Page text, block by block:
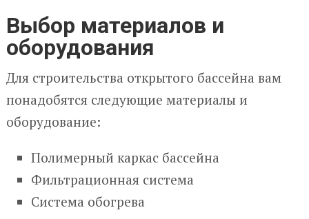
Выбор материалов и
оборудования
Для строительства открытого бассейна вам
понадобятся следующие материалы и
оборудование:
Полимерный каркас бассейна
Фильтрационная система
Система обогрева